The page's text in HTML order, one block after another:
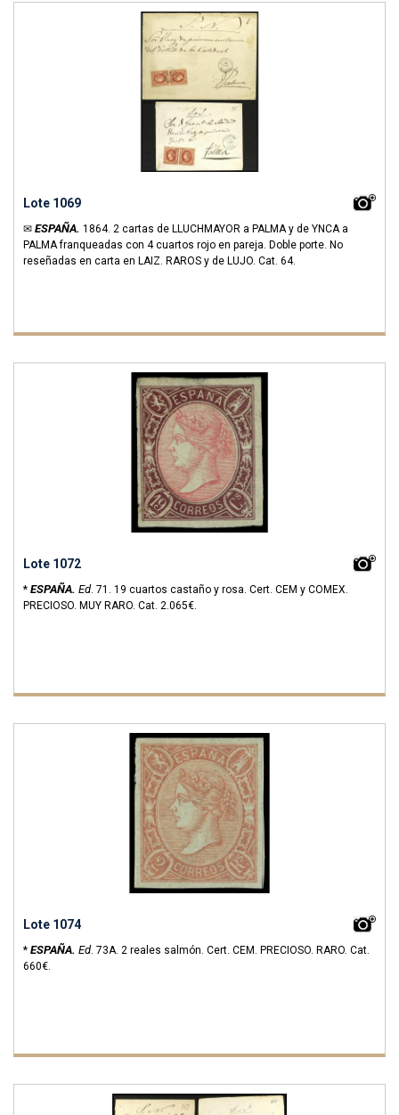
Lote 1069
✉ ESPAÑA. 1864. 2 cartas de LLUCHMAYOR a PALMA y de YNCA a
PALMA franqueadas con 4 cuartos rojo en pareja. Doble porte. No
reseñadas en carta en LAIZ. RAROS y de LUJO. Cat. 64.
Lote 1072
* ESPAÑA. Ed. 71. 19 cuartos castaño y rosa. Cert. CEM y COMEX.
PRECIOSO. MUY RARO. Cat. 2.065€.
Lote 1074
* ESPAÑA. Ed. 73A. 2 reales salmón. Cert. CEM. PRECIOSO. RARO. Cat.
660€.